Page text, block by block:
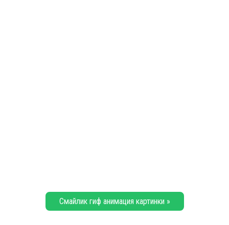
Смайлик гиф анимация картинки »